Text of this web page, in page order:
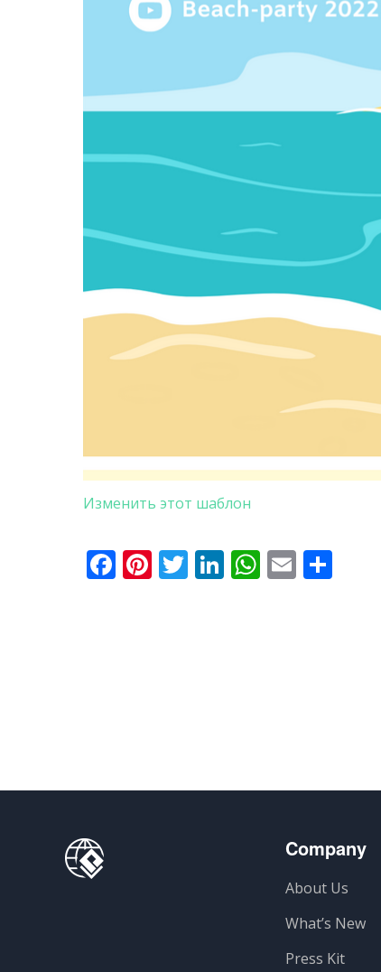
Изменить этот шаблон
Facebook
Pinterest
Twitter
LinkedIn
WhatsApp
Email
Company
About Us
What’s New
Press Kit